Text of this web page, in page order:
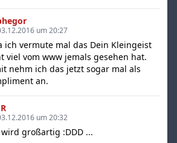
um 20:27
ich vermute mal das Dein Kleingeist
viel vom www jemals gesehen hat.
nehm ich das jetzt sogar mal als
an.
um 20:32
wird großartig :DDD ...